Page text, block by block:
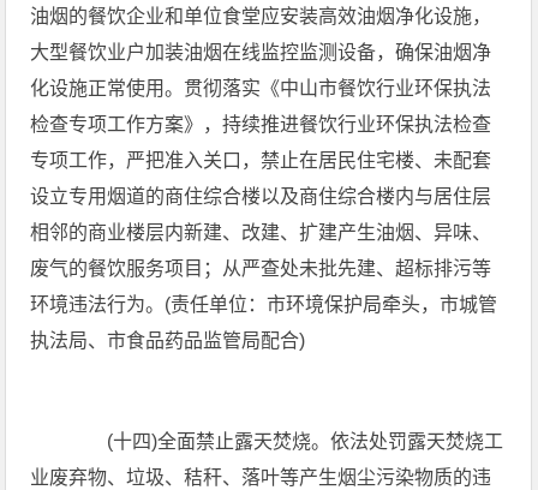
油烟的餐饮企业和单位食堂应安装高效油烟净化设施，
大型餐饮业户加装油烟在线监控监测设备，确保油烟净
化设施正常使用。贯彻落实《中山市餐饮行业环保执法
检查专项工作方案》，持续推进餐饮行业环保执法检查
专项工作，严把准入关口，禁止在居民住宅楼、未配套
设立专用烟道的商住综合楼以及商住综合楼内与居住层
相邻的商业楼层内新建、改建、扩建产生油烟、异味、
废气的餐饮服务项目；从严查处未批先建、超标排污等
环境违法行为。(责任单位：市环境保护局牵头，市城管
执法局、市食品药品监管局配合)
(十四)全面禁止露天焚烧。依法处罚露天焚烧工
业废弃物、垃圾、秸秆、落叶等产生烟尘污染物质的违